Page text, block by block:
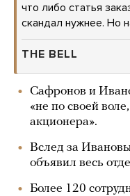
что либо статья
скандал нужнее. Но
THE BELL
Сафронов и
«не по своей
акционера».
Вслед за
объявил весь
Более 120